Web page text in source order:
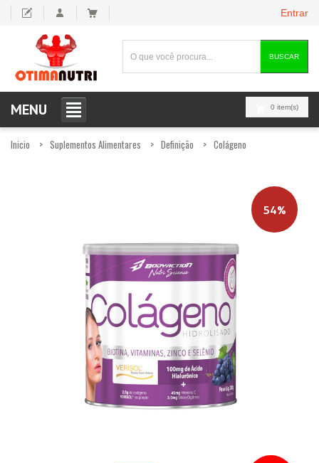
Entrar
BUSCAR
0 item(s)
MENU
Inicio Suplementos Alimentares Definição Colágeno
54%